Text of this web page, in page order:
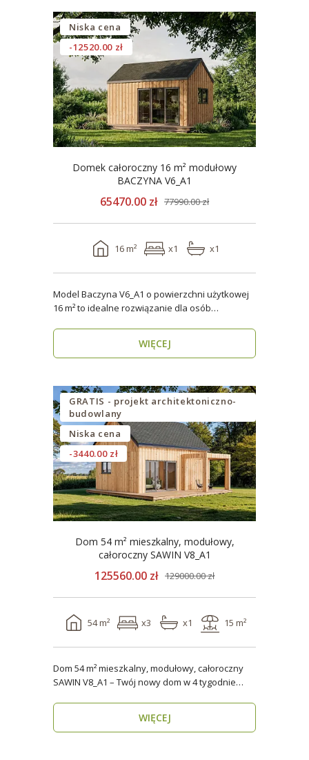
Niska cena
-12520.00 zł
Domek całoroczny 16 m² modułowy
BACZYNA V6_A1
65470.00 zł 77990.00 zł
16 m² x1 x1
Model Baczyna V6_A1 o powierzchni użytkowej
16 m² to idealne rozwiązanie dla osób
WIĘCEJ
GRATIS - projekt architektoniczno-
budowlany
Niska cena
-3440.00 zł
Dom 54 m² mieszkalny, modułowy,
całoroczny SAWIN V8_A1
125560.00 zł 129000.00 zł
54 m² x3 x1 15 m²
Dom 54 m² mieszkalny, modułowy, całoroczny
SAWIN V8_A1 – Twój nowy dom w 4 tygodnie
WIĘCEJ